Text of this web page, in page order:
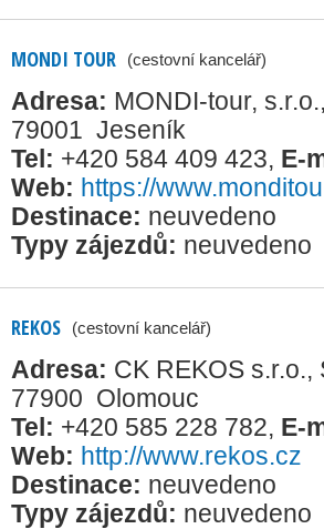
MONDI TOUR (cestovní kancelář)
Adresa: MONDI-tour,
79001 Jeseník
Tel: +420 584 409 423, E-
Web: https://
Destinace: neuvedeno
Typy zájezdů: neuvedeno
REKOS (cestovní kancelář)
Adresa: CK REKOS
77900 Olomouc
Tel: +420 585 228 782, E-
Web: http://www.rekos.cz
Destinace: neuvedeno
Typy zájezdů: neuvedeno